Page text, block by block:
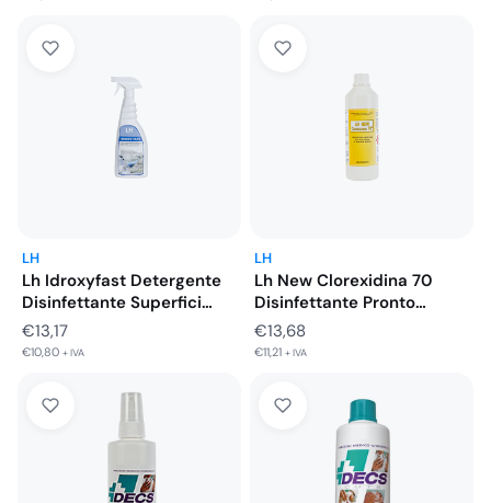
LH
Lh Idroxyfast Detergente
Disinfettante Superfici
Medicali DM IIB…
€13,17
€10,80 + IVA
LH
Lh New Clorexidina 70
Disinfettante Pronto
all'Uso Cute…
€13,68
€11,21 + IVA